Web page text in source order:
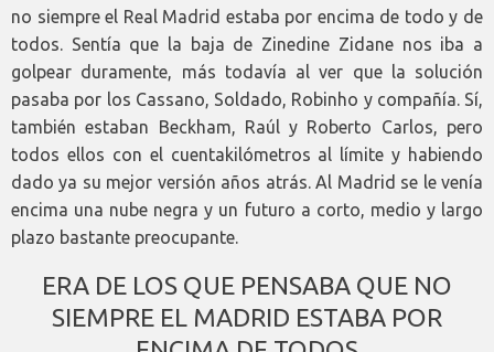
no siempre el Real Madrid estaba por encima de todo y de
todos. Sentía que la baja de Zinedine Zidane nos iba a
golpear duramente, más todavía al ver que la solución
pasaba por los Cassano, Soldado, Robinho y compañía. Sí,
también estaban Beckham, Raúl y Roberto Carlos, pero
todos ellos con el cuentakilómetros al límite y habiendo
dado ya su mejor versión años atrás. Al Madrid se le venía
encima una nube negra y un futuro a corto, medio y largo
plazo bastante preocupante.
ERA DE LOS QUE PENSABA QUE NO
SIEMPRE EL MADRID ESTABA POR